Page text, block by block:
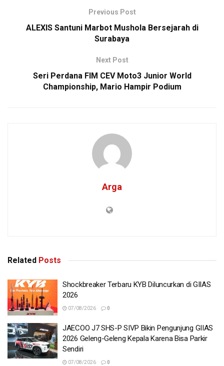
Previous Post
ALEXIS Santuni Marbot Mushola Bersejarah di
Surabaya
Next Post
Seri Perdana FIM CEV Moto3 Junior World
Championship, Mario Hampir Podium
Arga
Related Posts
Shockbreaker Terbaru KYB Diluncurkan di GIIAS
2026
07/08/2026 0
JAECOO J7 SHS-P SIVP Bikin Pengunjung GIIAS
2026 Geleng-Geleng Kepala Karena Bisa Parkir
Sendiri
07/08/2026 0